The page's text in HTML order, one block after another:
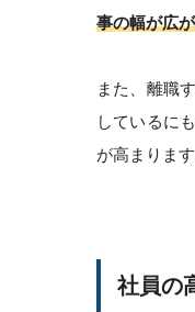
事の幅が広
また、離職
しているに
が高まりま
社員の